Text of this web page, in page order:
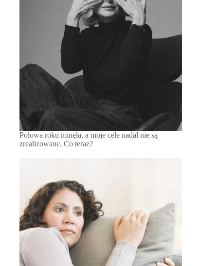
Połowa roku minęła, a moje cele nadal nie są
zrealizowane. Co teraz?